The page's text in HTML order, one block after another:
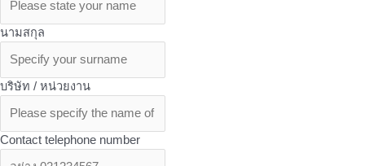
นามสกุล
บริษัท / หน่วยงาน
Contact telephone number